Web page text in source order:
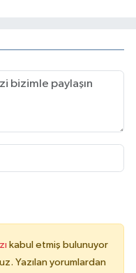
kabul etmiş bulunuyor
Yazılan yorumlardan